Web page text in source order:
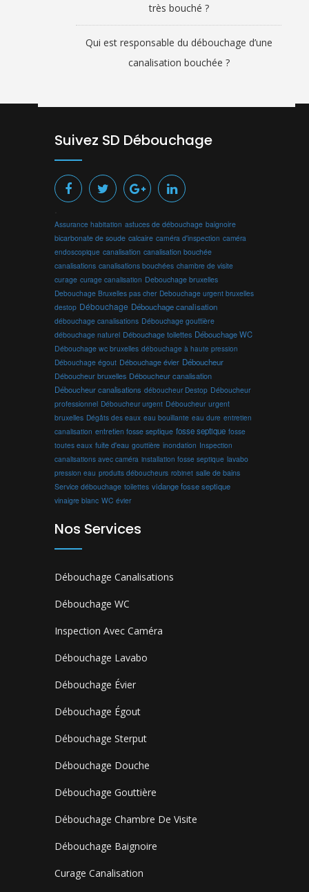
très bouché ?
Qui est responsable du débouchage d’une
canalisation bouchée ?
Suivez SD Débouchage
Assurance habitation astuces de débouchage baignoire
bicarbonate de soude calcaire caméra d'inspection caméra
endoscopique canalisation canalisation bouchée
canalisations canalisations bouchées chambre de visite
curage curage canalisation Debouchage bruxelles
Debouchage Bruxelles pas cher Debouchage urgent bruxelles
destop Débouchage Débouchage canalisation
débouchage canalisations Débouchage gouttière
débouchage naturel Débouchage toilettes Débouchage WC
Débouchage wc bruxelles débouchage à haute pression
Débouchage égout Débouchage évier Déboucheur
Déboucheur bruxelles Déboucheur canalisation
Déboucheur canalisations déboucheur Destop Déboucheur
professionnel Déboucheur urgent Déboucheur urgent
bruxelles Dégâts des eaux eau bouillante eau dure entretien
canalisation entretien fosse septique fosse septique fosse
toutes eaux fuite d'eau gouttière inondation Inspection
canalisations avec caméra installation fosse septique lavabo
pression eau produits déboucheurs robinet salle de bains
Service débouchage toilettes vidange fosse septique
vinaigre blanc WC évier
Nos Services
Débouchage Canalisations
Débouchage WC
Inspection Avec Caméra
Débouchage Lavabo
Débouchage Évier
Débouchage Égout
Débouchage Sterput
Débouchage Douche
Débouchage Gouttière
Débouchage Chambre De Visite
Débouchage Baignoire
Curage Canalisation